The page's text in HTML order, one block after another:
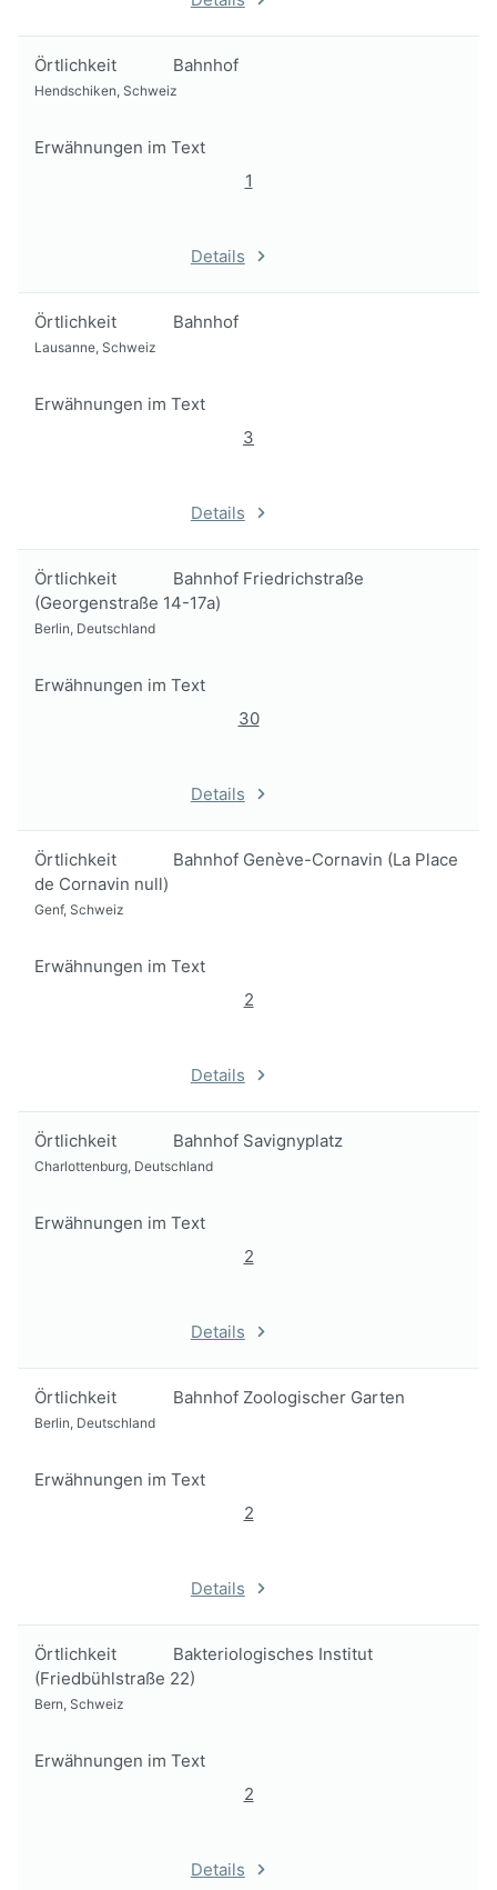
Örtlichkeit Bahnhof
Hendschiken, Schweiz
Erwähnungen im Text
1
Details
Örtlichkeit Bahnhof
Lausanne, Schweiz
Erwähnungen im Text
3
Details
Örtlichkeit
Bahnhof Friedrichstraße
(Georgenstraße 14-17a)
Berlin, Deutschland
Erwähnungen im Text
30
Details
Örtlichkeit
Bahnhof Genève-Cornavin (La Place
de Cornavin null)
Genf, Schweiz
Erwähnungen im Text
2
Details
Örtlichkeit Bahnhof Savignyplatz
Charlottenburg, Deutschland
Erwähnungen im Text
2
Details
Örtlichkeit Bahnhof Zoologischer Garten
Berlin, Deutschland
Erwähnungen im Text
2
Details
Örtlichkeit
Bakteriologisches Institut
(Friedbühlstraße 22)
Bern, Schweiz
Erwähnungen im Text
2
Details